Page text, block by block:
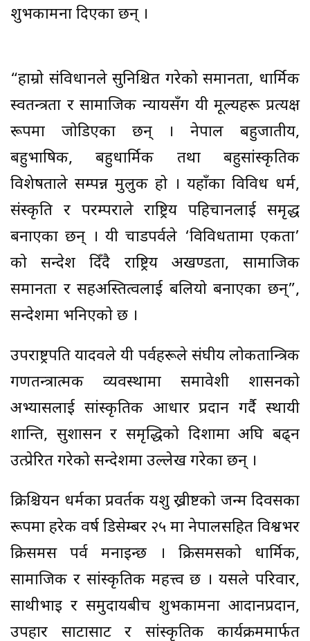
शुभकामना दिएका छन् ।
“हाम्रो संविधानले सुनिश्चित गरेको समानता, धार्मिक
स्वतन्त्रता र सामाजिक न्यायसँग यी मूल्यहरू प्रत्यक्ष
रूपमा जोडिएका छन् । नेपाल बहुजातीय,
बहुभाषिक, बहुधार्मिक तथा बहुसांस्कृतिक
विशेषताले सम्पन्न मुलुक हो । यहाँका विविध धर्म,
संस्कृति र परम्पराले राष्ट्रिय पहिचानलाई समृद्ध
बनाएका छन् । यी चाडपर्वले ‘विविधतामा एकता’
को सन्देश दिँदै राष्ट्रिय अखण्डता, सामाजिक
समानता र सहअस्तित्वलाई बलियो बनाएका छन्”,
सन्देशमा भनिएको छ ।
उपराष्ट्रपति यादवले यी पर्वहरूले संघीय लोकतान्त्रिक
गणतन्त्रात्मक व्यवस्थामा समावेशी शासनको
अभ्यासलाई सांस्कृतिक आधार प्रदान गर्दै स्थायी
शान्ति, सुशासन र समृद्धिको दिशामा अघि बढ्न
उत्प्रेरित गरेको सन्देशमा उल्लेख गरेका छन् ।
क्रिश्चियन धर्मका प्रवर्तक यशु ख्रीष्टको जन्म दिवसका
रूपमा हरेक वर्ष डिसेम्बर २५ मा नेपालसहित विश्वभर
क्रिसमस पर्व मनाइन्छ । क्रिसमसको धार्मिक,
सामाजिक र सांस्कृतिक महत्त्व छ । यसले परिवार,
साथीभाइ र समुदायबीच शुभकामना आदानप्रदान,
उपहार साटासाट र सांस्कृतिक कार्यक्रममार्फत